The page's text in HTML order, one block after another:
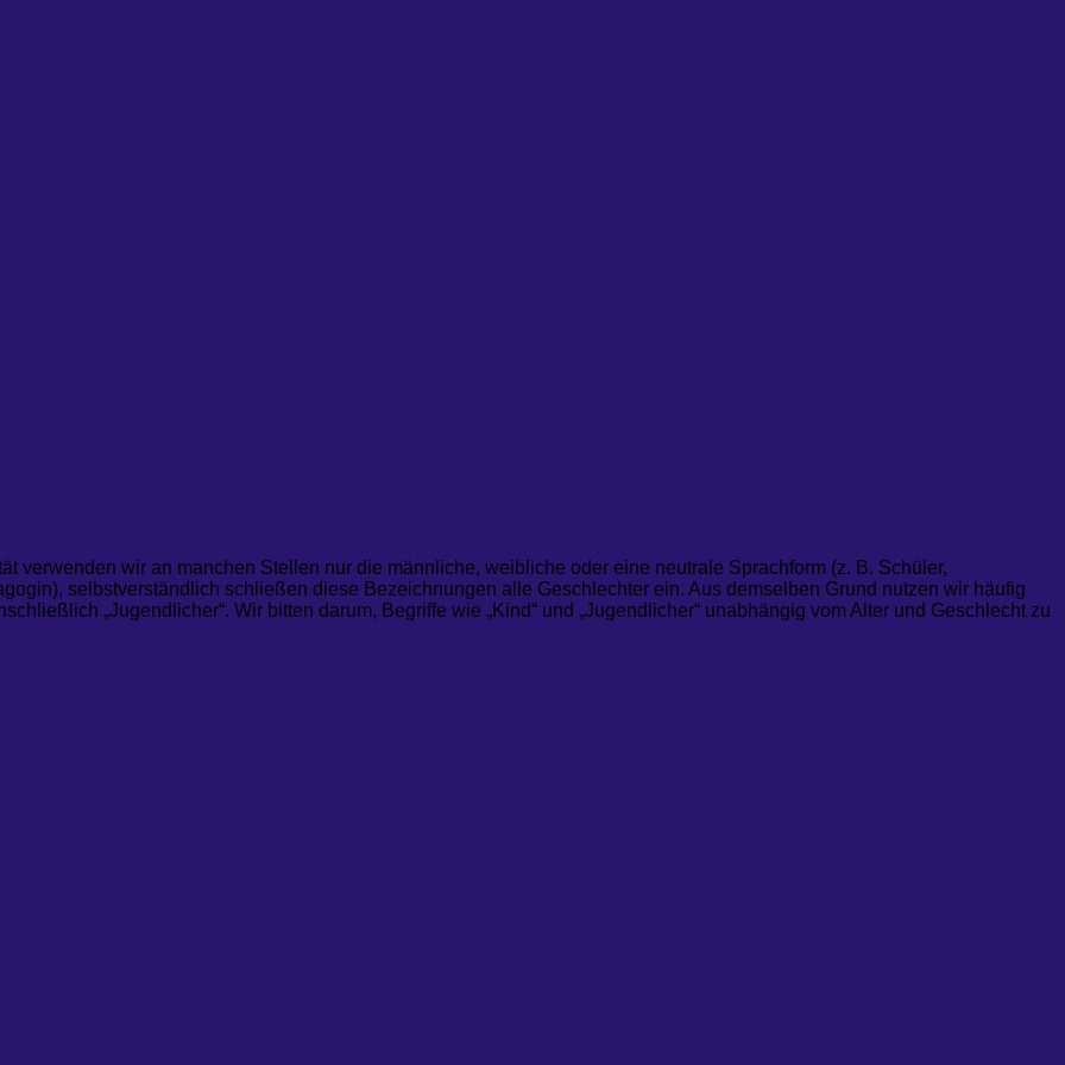
verwenden wir an manchen Stellen nur die männliche, weibliche oder eine neutrale Sprachform (z. B. Schüler,
selbstverständlich schließen diese Bezeichnungen alle Geschlechter ein. Aus demselben Grund nutzen wir häufig
„Jugendlicher“. Wir bitten darum, Begriffe wie „Kind“ und „Jugendlicher“ unabhängig vom Alter und Geschlecht zu